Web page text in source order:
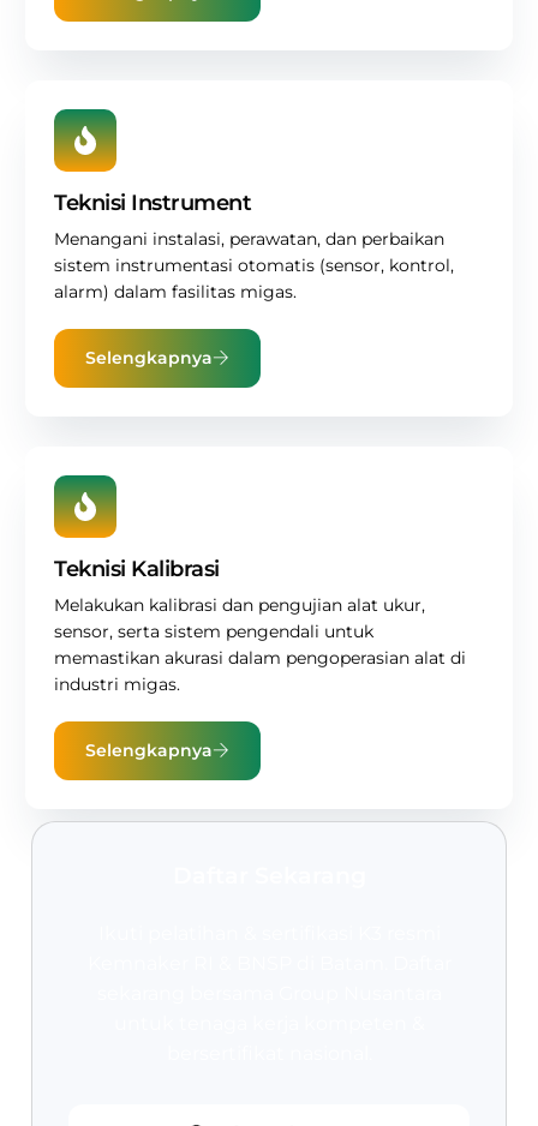
Teknisi Instrument
Menangani instalasi, perawatan, dan perbaikan
sistem instrumentasi otomatis (sensor, kontrol,
alarm) dalam fasilitas migas.
Selengkapnya
Teknisi Kalibrasi
Melakukan kalibrasi dan pengujian alat ukur,
sensor, serta sistem pengendali untuk
memastikan akurasi dalam pengoperasian alat di
industri migas.
Selengkapnya